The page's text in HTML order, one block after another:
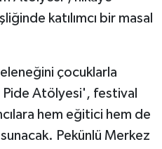
katılımcı bir masal
çocuklarla
Pide Atölyesi', festival
hem eğitici hem de
Pekünlü Merkez